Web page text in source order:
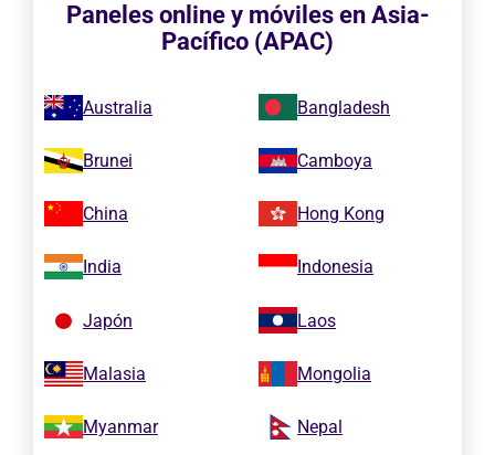
Paneles online y móviles en Asia-
Pacífico (APAC)
Australia Bangladesh
Brunei Camboya
China Hong Kong
India Indonesia
Japón Laos
Malasia Mongolia
Myanmar Nepal